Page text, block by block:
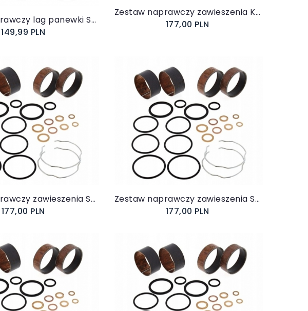
Zestaw naprawczy lag panewki Suzuki DL 650 V-STROM 2004-2011 38-6085
149,99 PLN
Zestaw naprawczy zawieszenia Kawasaki AB38-6090
177,00 PLN
Do koszyka
Zestaw naprawczy zawieszenia Suzuki SFV 650 Gladius 2009-2015
177,00 PLN
Do koszyka
Zestaw naprawczy zawieszenia Suzuki GSX 750 F GSXF 1989-1997
177,00 PLN
Do koszyka Do koszyka